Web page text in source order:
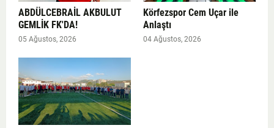
ABDÜLCEBRAİL AKBULUT
GEMLİK FK'DA!
05 Ağustos, 2026
Körfezspor Cem Uçar ile
Anlaştı
04 Ağustos, 2026